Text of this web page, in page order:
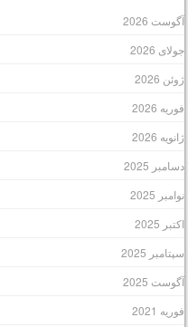
2026
2026
2026
2026
2026
2025
2025
2025
2025
2025
2021